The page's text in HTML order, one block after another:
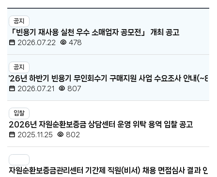
센
터
공
고
검
색
공
지
고
목
록
-
번
호,
분
류,
제
목,
공지
「빈용기 재사용 실천 우수 소매업자 공모전」 개최 공고
2026.07.22 478
공지
'26년 하반기 빈용기 무인회수기 구매지원 사업 수요조사 안내
2026.07.21 807
입찰
2026년 자원순환보증금 상담센터 운영 위탁 용역 입찰 공고
2025.11.25 802
자원순환보증금관리센터 기간제 직원(비서) 채용 면접심사 결과 안내